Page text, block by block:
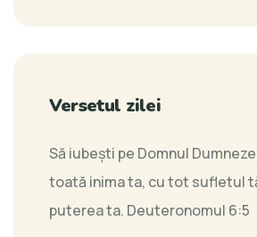
Versetul zilei
Să iubeşti pe Domnul
toată inima ta, cu tot sufletul
puterea ta. Deuteronomul 6:5